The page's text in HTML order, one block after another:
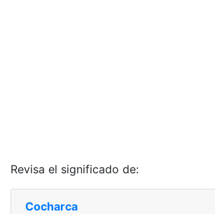
Revisa el significado de:
Cocharca